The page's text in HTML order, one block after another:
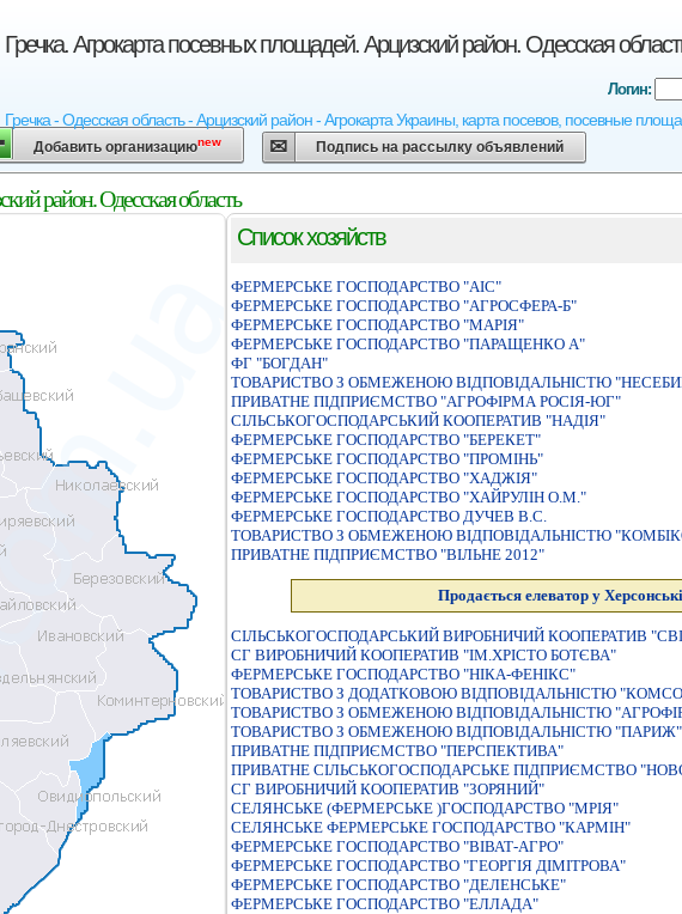
Гречка. Агрокарта посевных площадей. Арцизский район. Одесская
Гречка - Одесская область - Арцизский район - Агрокарта Украины, карта посевов, посевные
Логин:
Добавить организациюnew Подпись на рассылку объявлений
район. Одесская область
Список хозяйств
ФЕРМЕРСЬКЕ ГОСПОДАРСТВО "АIС"
ФЕРМЕРСЬКЕ ГОСПОДАРСТВО "АГРОСФЕРА-Б"
ФЕРМЕРСЬКЕ ГОСПОДАРСТВО "МАРIЯ"
ФЕРМЕРСЬКЕ ГОСПОДАРСТВО "ПАРАЩЕНКО А"
ФГ "БОГДАН"
ТОВАРИСТВО З ОБМЕЖЕНОЮ ВIДПОВIДАЛЬНIСТЮ
ПРИВАТНЕ ПIДПРИЄМСТВО "АГРОФIРМА РОСIЯ-ЮГ"
СІЛЬСЬКОГОСПОДАРСЬКИЙ КООПЕРАТИВ "НАДІЯ"
ФЕРМЕРСЬКЕ ГОСПОДАРСТВО "БЕРЕКЕТ"
ФЕРМЕРСЬКЕ ГОСПОДАРСТВО "ПРОМIНЬ"
ФЕРМЕРСЬКЕ ГОСПОДАРСТВО "ХАДЖIЯ"
ФЕРМЕРСЬКЕ ГОСПОДАРСТВО "ХАЙРУЛIН О.М."
ФЕРМЕРСЬКЕ ГОСПОДАРСТВО ДУЧЕВ В.С.
ТОВАРИСТВО З ОБМЕЖЕНОЮ ВIДПОВIДАЛЬНIСТЮ
ПРИВАТНЕ ПІДПРИЄМСТВО "ВІЛЬНЕ 2012"
Продається елеватор у
СІЛЬСЬКОГОСПОДАРСЬКИЙ ВИРОБНИЧИЙ КООПЕРАТИВ
СГ ВИРОБНИЧИЙ КООПЕРАТИВ "ІМ.ХРІСТО БОТЄВА"
ФЕРМЕРСЬКЕ ГОСПОДАРСТВО "НІКА-ФЕНІКС"
ТОВАРИСТВО З ДОДАТКОВОЮ ВIДПОВIДАЛЬНIСТЮ
ТОВАРИСТВО З ОБМЕЖЕНОЮ ВIДПОВIДАЛЬНIСТЮ
ТОВАРИСТВО З ОБМЕЖЕНОЮ ВІДПОВІДАЛЬНІСТЮ "ПАРИЖ"
ПРИВАТНЕ ПIДПРИЄМСТВО "ПЕРСПЕКТИВА"
ПРИВАТНЕ СIЛЬСЬКОГОСПОДАРСЬКЕ ПIДПРИЄМСТВО
СГ ВИРОБНИЧИЙ КООПЕРАТИВ "ЗОРЯНИЙ"
СЕЛЯНСЬКЕ (ФЕРМЕРСЬКЕ )ГОСПОДАРСТВО "МРІЯ"
СЕЛЯНСЬКЕ ФЕРМЕРСЬКЕ ГОСПОДАРСТВО "КАРМIН"
ФЕРМЕРСЬКЕ ГОСПОДАРСТВО "ВIВАТ-АГРО"
ФЕРМЕРСЬКЕ ГОСПОДАРСТВО "ГЕОРГIЯ ДIМIТРОВА"
ФЕРМЕРСЬКЕ ГОСПОДАРСТВО "ДЕЛЕНСЬКЕ"
ФЕРМЕРСЬКЕ ГОСПОДАРСТВО "ЕЛЛАДА"